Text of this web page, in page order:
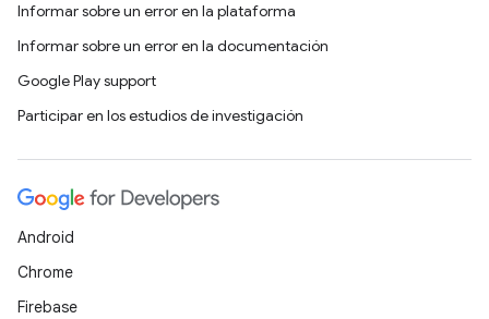
Informar sobre un error en la plataforma
Informar sobre un error en la documentación
Google Play support
Participar en los estudios de investigación
Android
Chrome
Firebase